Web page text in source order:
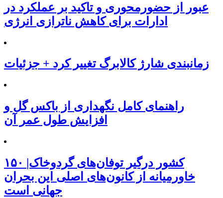
عبور از حضورمحوری و تاکید بر عملکرد در
ادارات برای کاهش ناترازی انرژی
زمانبندی شارژ کالابرگ تغییر کرد + جزئیات
راهنمای کامل نگهداری از باکس گل و
افزایش طول عمر آن
۱۵۰ کشور درگیر توفان‌های گردوخاک|
خاورمیانه از کانون‌های اصلی این بحران
جهانی است